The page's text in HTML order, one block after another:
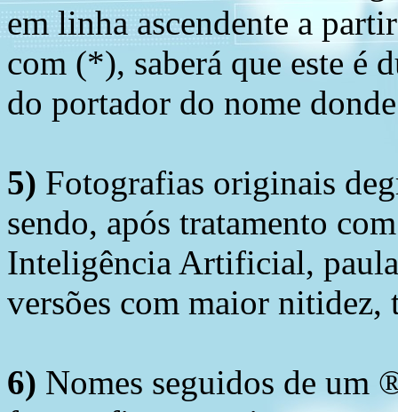
em linha ascendente a
com (*), saberá que este é
do portador do nome
5) Fotografias originais
sendo, após tratamento
Inteligência Artificial,
versões com maior nitidez,
6) Nomes seguidos de um